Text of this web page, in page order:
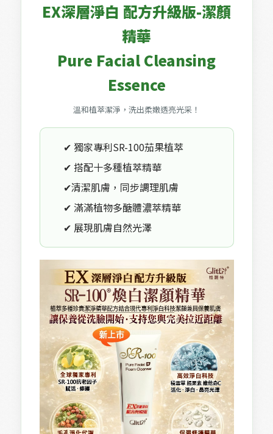
EX深層淨白 配方升級版-潔顏
精華
Pure Facial Cleansing
Essence
溫和植萃潔淨，洗出柔嫩透亮光采！
✔ 獨家專利SR-100茄果植萃
✔ 搭配十多種植萃精華
✔清潔肌膚，同步調理肌膚
✔ 滿滿植物多醣體濃萃精華
✔ 展現肌膚自然光澤